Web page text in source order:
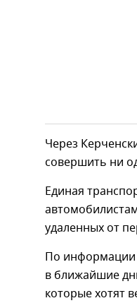
Через
совершить ни
Единая
удаленных от
По
в ближайшие
которые хотят